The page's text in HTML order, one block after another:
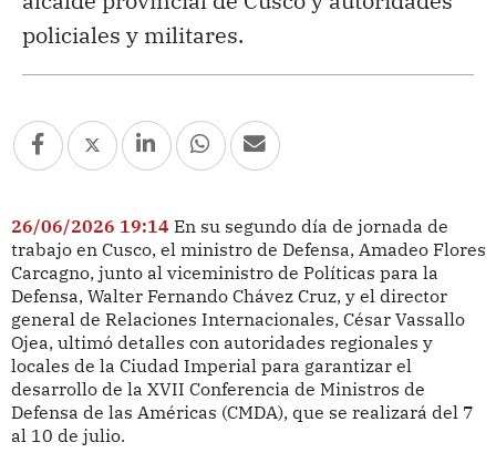
policiales y militares.
26/06/2026 19:14 En su segundo día de jornada de
trabajo en Cusco, el ministro de Defensa, Amadeo Flores
Carcagno, junto al viceministro de Políticas para la
Defensa, Walter Fernando Chávez Cruz, y el director
general de Relaciones Internacionales, César Vassallo
Ojea, ultimó detalles con autoridades regionales y
locales de la Ciudad Imperial para garantizar el
desarrollo de la XVII Conferencia de Ministros de
Defensa de las Américas (CMDA), que se realizará del 7
al 10 de julio.